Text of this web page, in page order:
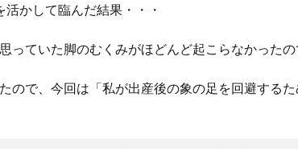
かして臨んだ結果・・・
っていた脚のむくみがほどんど起こらなかったの
ので、今回は「私が出産後の象の足を回避する